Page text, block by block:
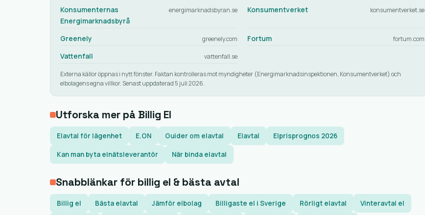
Konsumenternas
Energimarknadsbyrå
energimarknadsbyran.se Konsumentverket konsumentverket.se
Greenely greenely.com Fortum fortum.com
Vattenfall vattenfall.se
Externa källor öppnas i nytt fönster. Faktan kontrolleras mot myndigheter (Energimarknadsinspektionen, Konsumentverket) och
elbolagens egna villkor. Senast uppdaterad 5 juli 2026.
Utforska mer på Billig El
Elavtal för lägenhet E.ON Guider om elavtal Elavtal Elprisprognos 2026
Kan man byta elnätsleverantör När binda elavtal
Snabblänkar för billig el & bästa avtal
Billig el Bästa elavtal Jämför elbolag Billigaste el i Sverige Rörligt elavtal Vinteravtal el